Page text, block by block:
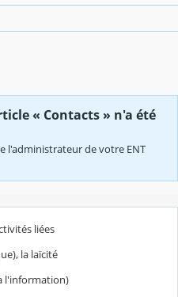
« Contacts » n'a été
l'administrateur de votre ENT
liées
la laïcité
l'information)